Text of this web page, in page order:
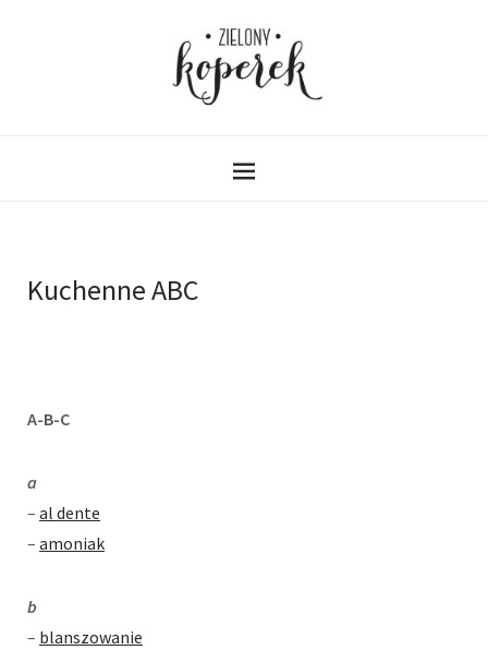
Kuchenne ABC
A-B-C
a
– al dente
– amoniak
b
– blanszowanie